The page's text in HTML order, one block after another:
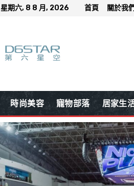
星期六, 8 8 月, 2026 首頁 關於我們
時尚美容 寵物部落 居家生